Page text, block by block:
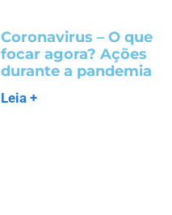
Coronavirus – O que
focar agora? Ações
durante a pandemia
Leia +